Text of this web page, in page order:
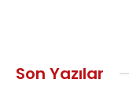
Son Yazılar